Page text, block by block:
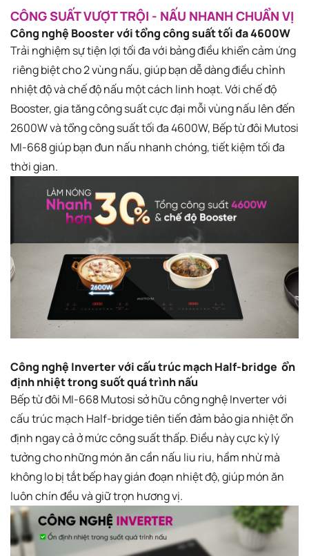
CÔNG SUẤT VƯỢT TRỘI - NẤU NHANH CHUẨN VỊ
​Công nghệ Booster với tổng công suất tối đa 4600W​
Trải nghiệm sự tiện lợi tối đa với bảng điều khiển cảm ứng
riêng biệt cho 2 vùng nấu, giúp bạn dễ dàng điều chỉnh
nhiệt độ và chế độ nấu một cách linh hoạt. Với chế độ
Booster, gia tăng công suất cực đại mỗi vùng nấu lên đến
2600W và tổng công suất tối đa 4600W, Bếp từ đôi Mutosi
MI-668 giúp bạn đun nấu nhanh chóng, tiết kiệm tối đa
thời gian.​
Công nghệ Inverter với cấu trúc mạch Half-bridge ổn
định nhiệt trong suốt quá trình nấu
Bếp từ đôi MI-668 Mutosi sở hữu công nghệ Inverter với
cấu trúc mạch Half-bridge tiên tiến đảm bảo gia nhiệt ổn
định ngay cả ở mức công suất thấp. Điều này cực kỳ lý
tưởng cho những món ăn cần nấu liu riu, hầm nhừ mà
không lo bị tắt bếp hay gián đoạn nhiệt độ, giúp món ăn
luôn chín đều và giữ trọn hương vị.​